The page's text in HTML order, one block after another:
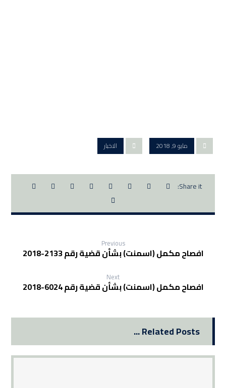
مايو 9, 2018 الاخبار
Previous
افصاح مكمل (اسمنت) بشأن قضية رقم 2133-2018
Next
افصاح مكمل (اسمنت) بشأن قضية رقم 6024-2018
Related Posts ...